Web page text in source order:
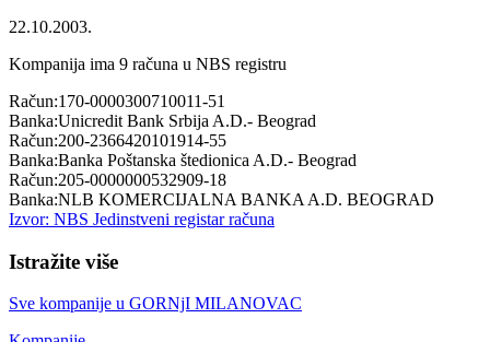
22.10.2003.
Kompanija ima 9 računa u NBS registru
Račun:170-0000300710011-51
Banka:Unicredit Bank Srbija A.D.- Beograd
Račun:200-2366420101914-55
Banka:Banka Poštanska štedionica A.D.- Beograd
Račun:205-0000000532909-18
Banka:NLB KOMERCIJALNA BANKA A.D. BEOGRAD
Izvor: NBS Jedinstveni registar računa
Istražite više
Sve kompanije u GORNjI MILANOVAC